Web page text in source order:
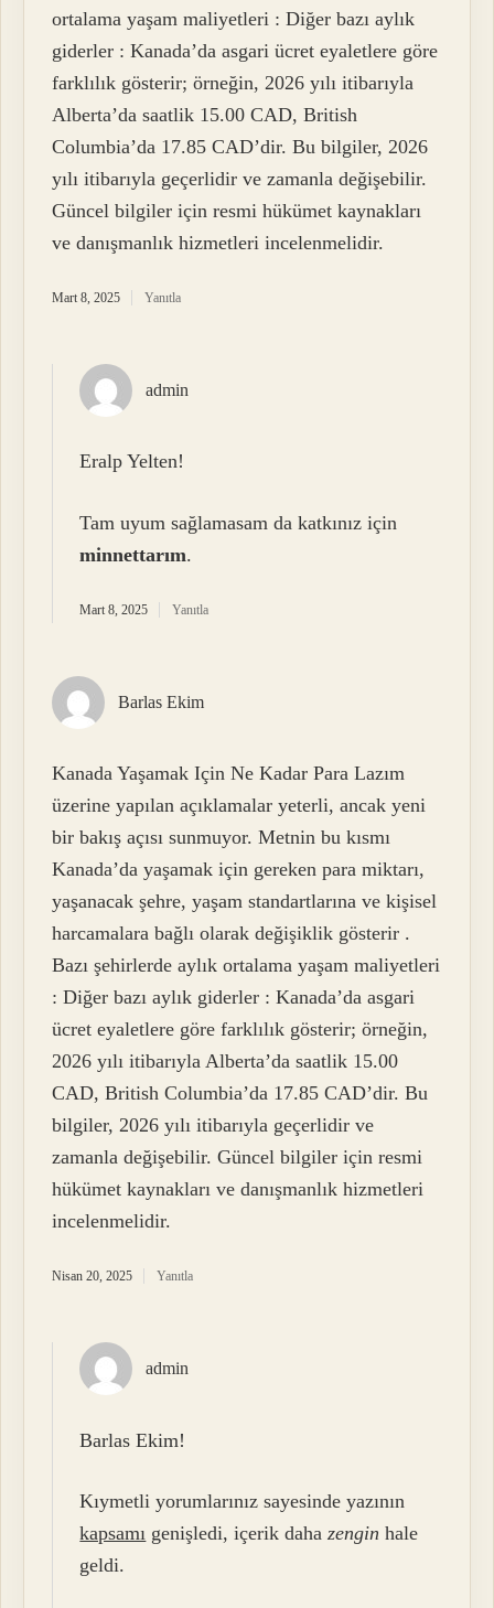
ortalama yaşam maliyetleri : Diğer bazı aylık
giderler : Kanada’da asgari ücret eyaletlere göre
farklılık gösterir; örneğin, 2026 yılı itibarıyla
Alberta’da saatlik 15.00 CAD, British
Columbia’da 17.85 CAD’dir. Bu bilgiler, 2026
yılı itibarıyla geçerlidir ve zamanla değişebilir.
Güncel bilgiler için resmi hükümet kaynakları
ve danışmanlık hizmetleri incelenmelidir.
Mart 8, 2025 Yanıtla
admin
Eralp Yelten!
Tam uyum sağlamasam da katkınız için
minnettarım.
Mart 8, 2025 Yanıtla
Barlas Ekim
Kanada Yaşamak Için Ne Kadar Para Lazım
üzerine yapılan açıklamalar yeterli, ancak yeni
bir bakış açısı sunmuyor. Metnin bu kısmı
Kanada’da yaşamak için gereken para miktarı,
yaşanacak şehre, yaşam standartlarına ve kişisel
harcamalara bağlı olarak değişiklik gösterir .
Bazı şehirlerde aylık ortalama yaşam maliyetleri
: Diğer bazı aylık giderler : Kanada’da asgari
ücret eyaletlere göre farklılık gösterir; örneğin,
2026 yılı itibarıyla Alberta’da saatlik 15.00
CAD, British Columbia’da 17.85 CAD’dir. Bu
bilgiler, 2026 yılı itibarıyla geçerlidir ve
zamanla değişebilir. Güncel bilgiler için resmi
hükümet kaynakları ve danışmanlık hizmetleri
incelenmelidir.
Nisan 20, 2025 Yanıtla
admin
Barlas Ekim!
Kıymetli yorumlarınız sayesinde yazının
kapsamı genişledi, içerik dahazengin hale
geldi.